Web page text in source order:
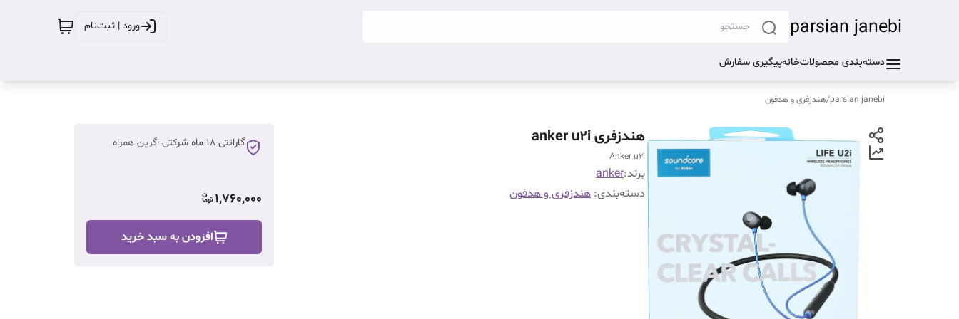
parsian janebi ورود | ثبت‌نام
دسته‌بندی محصولاتخانهپیگیری سفارش
parsian janebi
/هندزفری و هدفون
هندزفری anker u2i
Anker u2i
برند:anker
دسته‌بندی: هندزفری و هدفون
گارانتی ١٨ ماه شرکتی اگرین همراه
1,760,000
افزودن به سبد خرید